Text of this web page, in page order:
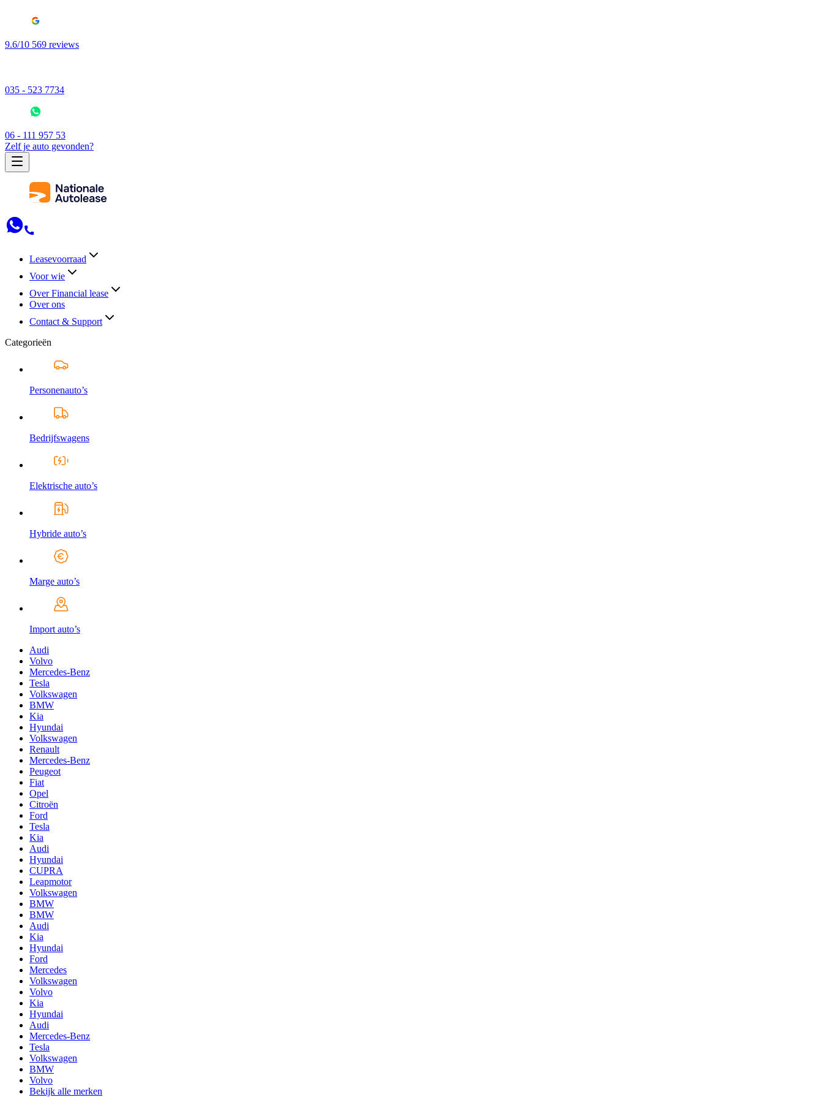
9.6/10 569 reviews
035 - 523 7734
06 - 111 957 53
Zelf je auto gevonden?
Leasevoorraad
Voor wie
Over Financial lease
Over ons
Contact & Support
Categorieën
Personenauto’s
Bedrijfswagens
Elektrische auto’s
Hybride auto’s
Marge auto’s
Import auto’s
Audi
Volvo
Mercedes-Benz
Tesla
Volkswagen
BMW
Kia
Hyundai
Volkswagen
Renault
Mercedes-Benz
Peugeot
Fiat
Opel
Citroën
Ford
Tesla
Kia
Audi
Hyundai
CUPRA
Leapmotor
Volkswagen
BMW
BMW
Audi
Kia
Hyundai
Ford
Mercedes
Volkswagen
Volvo
Kia
Hyundai
Audi
Mercedes-Benz
Tesla
Volkswagen
BMW
Volvo
Bekijk alle merken